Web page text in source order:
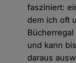
fasziniert:
dem ich oft
und kann
daraus